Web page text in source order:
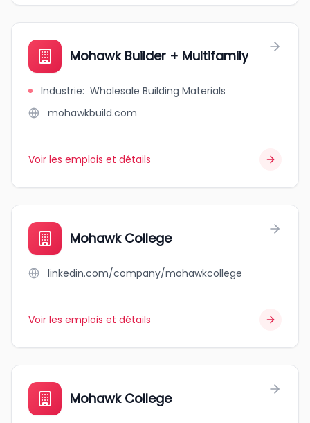
Mohawk Builder + Multifamily
Industrie: Wholesale Building Materials
mohawkbuild.com
Voir les emplois et détails
Mohawk College
linkedin.com/company/mohawkcollege
Voir les emplois et détails
Mohawk College